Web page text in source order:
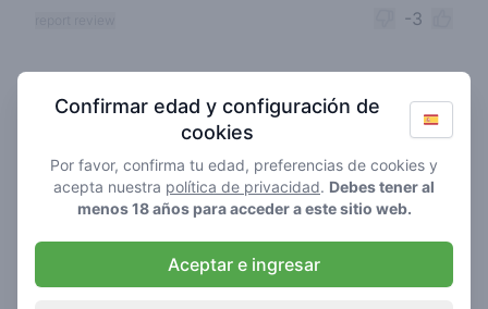
-3
Cannabis shops nearby
Confirmar edad y configuración de
cookies
Por favor, confirma tu edad, preferencias de cookies y
acepta nuestra política de privacidad. Debes tener al
menos 18 años para acceder a este sitio web.
Aceptar e ingresar